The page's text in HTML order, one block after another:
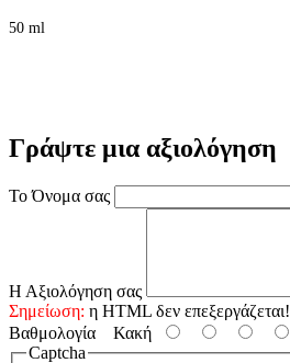
50 ml
Γράψτε μια αξιολόγηση
Το Όνομα σας
Η Αξιολόγηση σας
Σημείωση: η HTML δεν επεξεργάζεται!
Βαθμολογία Κακή
Captcha